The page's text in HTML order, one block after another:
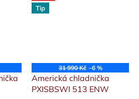
Tip
31 990 Kč –6 %
Americká chladnička
PXISBSWI 513 ENW